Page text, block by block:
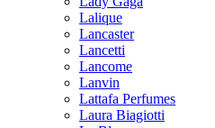
Lalique
Lancaster
Lancetti
Lancome
Lanvin
Lattafa Perfumes
Laura Biagiotti